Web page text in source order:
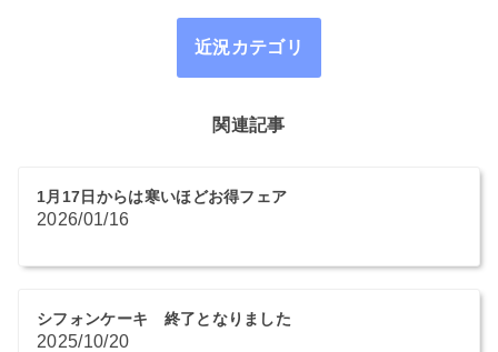
近況カテゴリ
関連記事
1月17日からは寒いほどお得フェア
2026/01/16
シフォンケーキ 終了となりました
2025/10/20